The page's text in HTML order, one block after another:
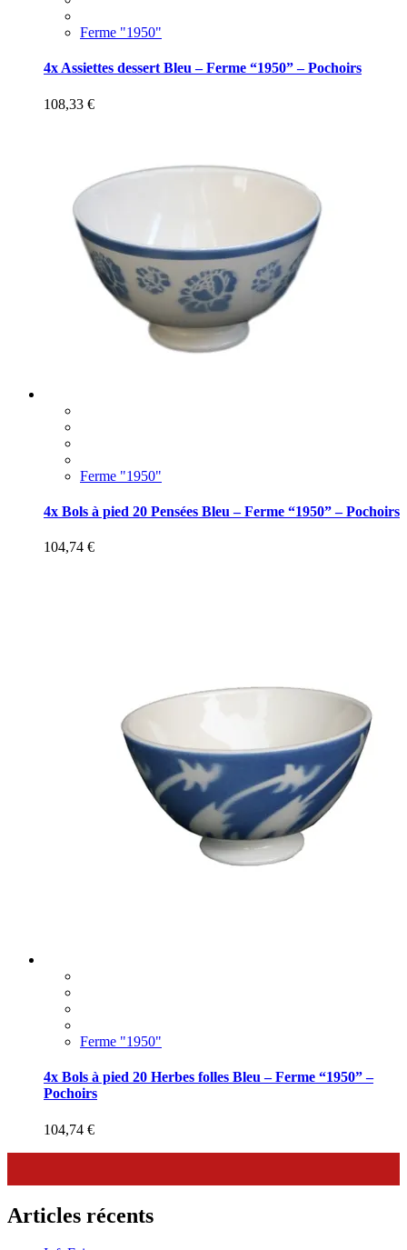
Ferme "1950"
4x Assiettes dessert Bleu – Ferme “1950” – Pochoirs
108,33 €
Ferme "1950"
4x Bols à pied 20 Pensées Bleu – Ferme “1950” – Pochoirs
104,74 €
Ferme "1950"
4x Bols à pied 20 Herbes folles Bleu – Ferme “1950” –
Pochoirs
104,74 €
Articles récents